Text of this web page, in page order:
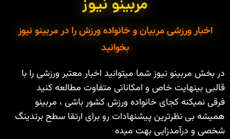
اخبار ورزشی مربیان و خانواده ورزش را در مربینو نیوز
بخوانید
در بخش مربینو نیوز شما میتوانید اخبار معتبر ورزشی را با
قالبی بینهایت خاص و امکاناتی متفاوت مطالعه کنید
فرقی نمیکنه کجای خانواده ورزش کشور باشی ، مربینو
همیشه بی نظرترین پیشنهادات رو برای ارتقا سطح برندینگ
شخصی و درآمدزایی بهت میده